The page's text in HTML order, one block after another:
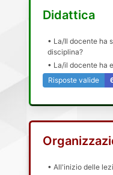
Didattica
• La/Il docente ha
disciplina?
• La/il docente ha
Risposte valide
• All'inizio delle